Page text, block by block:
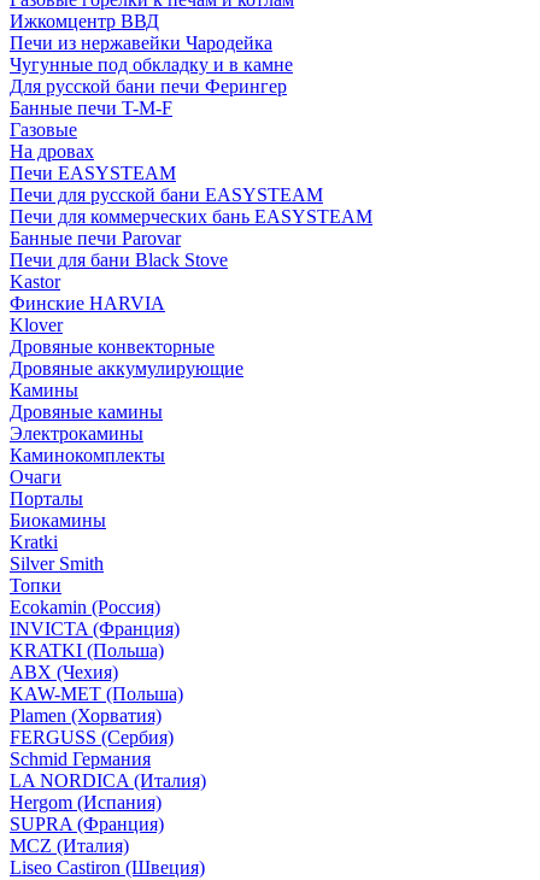
Ижкомцентр ВВД
Печи из нержавейки Чародейка
Чугунные под обкладку и в камне
Для русской бани печи Ферингер
Банные печи T-M-F
Газовые
На дровах
Печи EASYSTEAM
Печи для русской бани EASYSTEAM
Печи для коммерческих бань EASYSTEAM
Банные печи Parovar
Печи для бани Black Stove
Kastor
Финские HARVIA
Klover
Дровяные конвекторные
Дровяные аккумулирующие
Камины
Дровяные камины
Электрокамины
Каминокомплекты
Очаги
Порталы
Биокамины
Kratki
Silver Smith
Топки
Ecokamin (Россия)
INVICTA (Франция)
KRATKI (Польша)
ABX (Чехия)
KAW-MET (Польша)
Plamen (Хорватия)
FERGUSS (Сербия)
Schmid Германия
LA NORDICA (Италия)
Hergom (Испания)
SUPRA (Франция)
MCZ (Италия)
Liseo Castiron (Швеция)